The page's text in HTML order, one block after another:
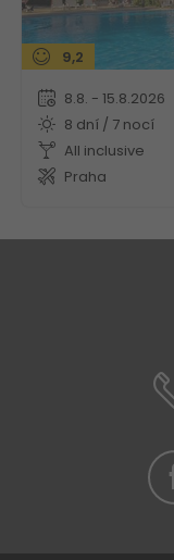
9,2
8.8. - 15.8.2026
8 dní / 7 nocí
All inclusive
Praha